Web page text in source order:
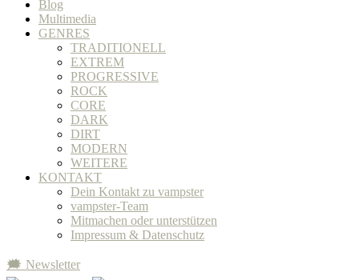
Blog
Multimedia
GENRES
TRADITIONELL
EXTREM
PROGRESSIVE
ROCK
CORE
DARK
DIRT
MODERN
WEITERE
KONTAKT
Dein Kontakt zu vampster
vampster-Team
Mitmachen oder unterstützen
Impressum & Datenschutz
🗯 Newsletter